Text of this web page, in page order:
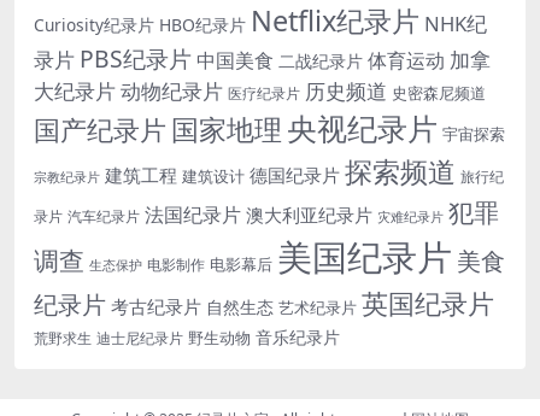
Curiosity纪录片 HBO纪录片 Netflix纪录片 NHK纪
录片 PBS纪录片 中国美食 二战纪录片 体育运动 加拿
大纪录片动物纪录片 医疗纪录片 历史频道 史密森尼频道
国产纪录片 国家地理 央视纪录片 宇宙探索
宗教纪录片 建筑工程 建筑设计 德国纪录片 探索频道 旅行纪
录片 汽车纪录片 法国纪录片 澳大利亚纪录片 灾难纪录片 犯罪
调查 生态保护 电影制作 电影幕后 美国纪录片 美食
纪录片考古纪录片 自然生态 艺术纪录片 英国纪录片
荒野求生 迪士尼纪录片 野生动物 音乐纪录片